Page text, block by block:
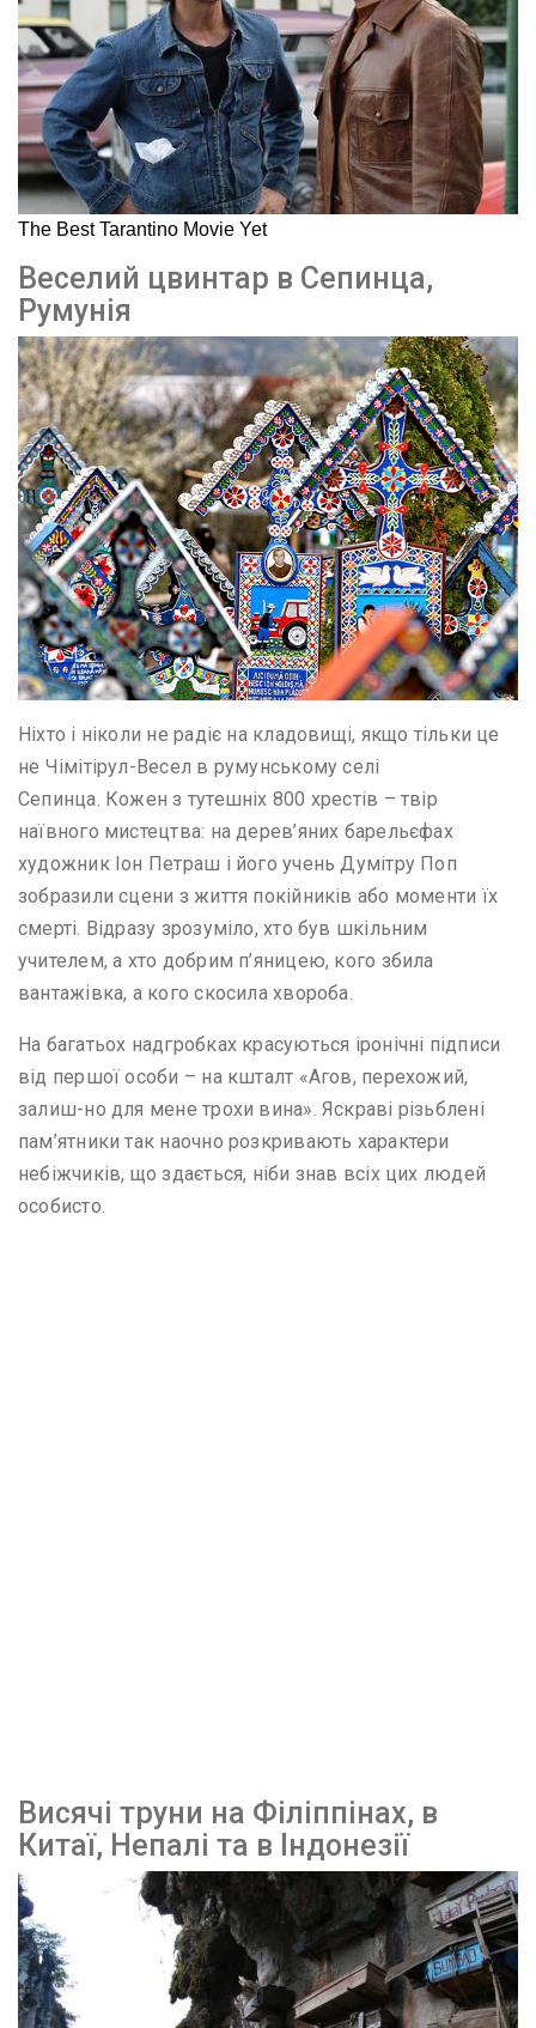
Веселий цвинтар в Сепинца,
Румунія
Ніхто і ніколи не радіє на кладовищі, якщо тільки це
не Чімітірул-Весел в румунському селі
Сепинца. Кожен з тутешніх 800 хрестів – твір
наївного мистецтва: на дерев’яних барельєфах
художник Іон Петраш і його учень Думітру Поп
зобразили сцени з життя покійників або моменти їх
смерті. Відразу зрозуміло, хто був шкільним
учителем, а хто добрим п’яницею, кого збила
вантажівка, а кого скосила хвороба.
На багатьох надгробках красуються іронічні підписи
від першої особи – на кшталт «Агов, перехожий,
залиш-но для мене трохи вина». Яскраві різьблені
пам’ятники так наочно розкривають характери
небіжчиків, що здається, ніби знав всіх цих людей
особисто.
Висячі труни на Філіппінах, в
Китаї, Непалі та в Індонезії